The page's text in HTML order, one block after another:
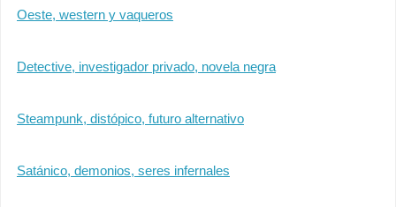
Oeste, western y vaqueros
Detective, investigador privado, novela negra
Steampunk, distópico, futuro alternativo
Satánico, demonios, seres infernales